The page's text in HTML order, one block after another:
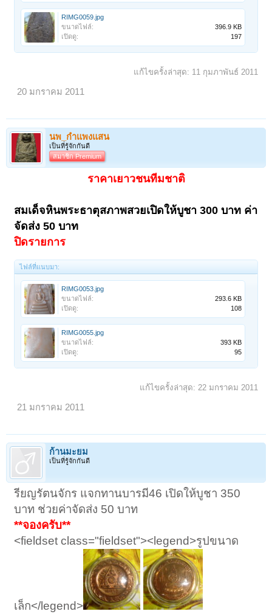
RIMG0059.jpg
ขนาดไฟล์:
396.9 KB
เปิดดู:
197
แก้ไขครั้งล่าสุด: 11 กุมภาพันธ์ 2011
20 มกราคม 2011
นพ_กำแพงแสน
เป็นที่รู้จักกันดี
สมาชิก Premium
ราคาเยาวชนทีมชาติ
สมเด็จหินพระธาตุสภาพสวยเปิดให้บูชา 300 บาท ค่า
จัดส่ง 50 บาท
ปิดรายการ
ไฟล์ที่แนบมา:
RIMG0053.jpg
ขนาดไฟล์:
293.6 KB
เปิดดู:
108
RIMG0055.jpg
ขนาดไฟล์:
393 KB
เปิดดู:
95
แก้ไขครั้งล่าสุด: 22 มกราคม 2011
21 มกราคม 2011
ก้านมะยม
เป็นที่รู้จักกันดี
รียญรัตนจักร แจกทานบารมี46 เปิดให้บูชา 350
บาท ช่วยค่าจัดส่ง 50 บาท
**จองครับ**
<fieldset class="fieldset"><legend>รูปขนาด
เล็ก</legend>